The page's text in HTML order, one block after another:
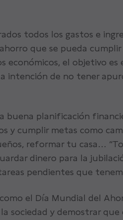
todos los gastos e
que se pueda
económicos, el objetivo
intención de no tener
buena planificación
y cumplir metas como
reformar tu casa…
dinero para la
pendientes que
el Día Mundial del
sociedad y demostrar